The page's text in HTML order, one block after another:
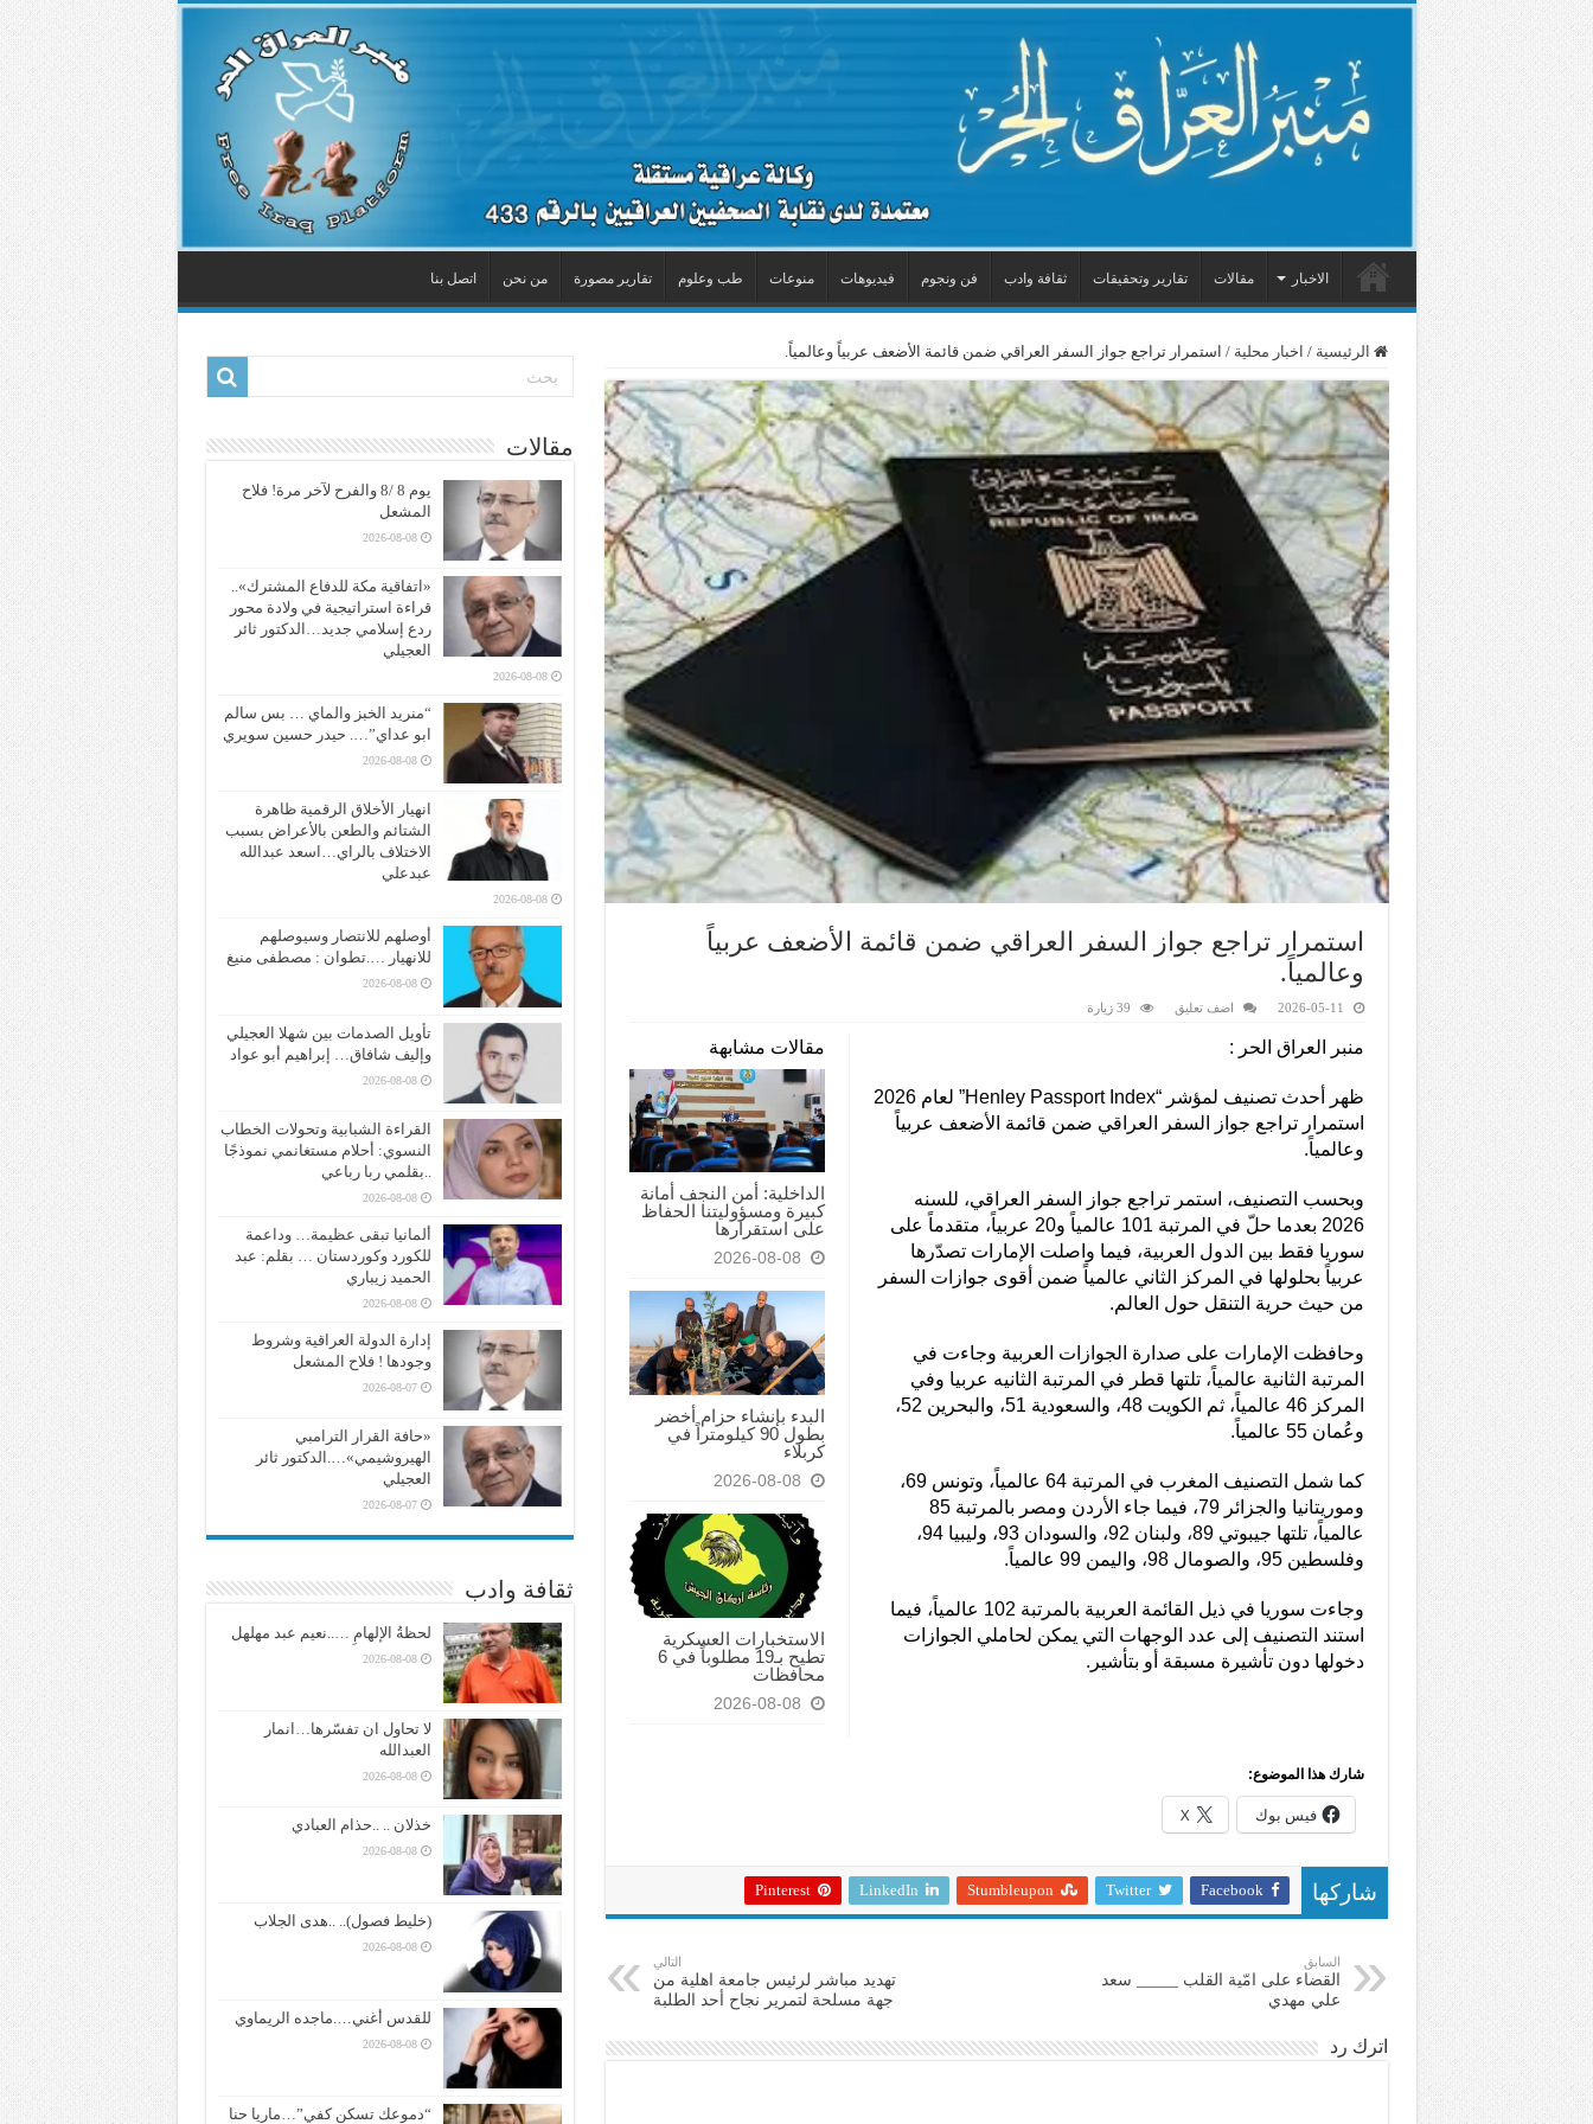
الاخبار مقالات تقارير وتحقيقات ثقافة وادب فن ونجوم فيديوهات منوعات طب وعلوم تقارير مصورة من نحن اتصل بنا
الرئيسية / اخبار محلية / استمرار تراجع جواز السفر العراقي ضمن قائمة الأضعف عربياً وعالمياً.
استمرار تراجع جواز السفر العراقي ضمن قائمة الأضعف عربياً
وعالمياً.
2026-05-11 اضف تعليق 39 زيارة
مقالات مشابهة
الداخلية: أمن النجف أمانة
كبيرة ومسؤوليتنا الحفاظ
على استقرارها
2026-08-08
البدء بإنشاء حزام أخضر
بطول 90 كيلومتراً في
كربلاء
2026-08-08
الاستخبارات العسكرية
تطيح بـ19 مطلوباً في 6
محافظات
2026-08-08
منبر العراق الحر :
ظهر أحدث تصنيف لمؤشر “Henley Passport Index” لعام 2026
استمرار تراجع جواز السفر العراقي ضمن قائمة الأضعف عربياً
وعالمياً.
وبحسب التصنيف، استمر تراجع جواز السفر العراقي، للسنه
2026 بعدما حلّ في المرتبة 101 عالمياً و20 عربياً، متقدماً على
سوريا فقط بين الدول العربية، فيما واصلت الإمارات تصدّرها
عربياً بحلولها في المركز الثاني عالمياً ضمن أقوى جوازات السفر
من حيث حرية التنقل حول العالم.
وحافظت الإمارات على صدارة الجوازات العربية وجاءت في
المرتبة الثانية عالمياً، تلتها قطر في المرتبة الثانيه عربيا وفي
المركز 46 عالمياً، ثم الكويت 48، والسعودية 51، والبحرين 52،
وعُمان 55 عالمياً.
كما شمل التصنيف المغرب في المرتبة 64 عالمياً، وتونس 69،
وموريتانيا والجزائر 79، فيما جاء الأردن ومصر بالمرتبة 85
عالمياً، تلتها جيبوتي 89، ولبنان 92، والسودان 93، وليبيا 94،
وفلسطين 95، والصومال 98، واليمن 99 عالمياً.
وجاءت سوريا في ذيل القائمة العربية بالمرتبة 102 عالمياً، فيما
استند التصنيف إلى عدد الوجهات التي يمكن لحاملي الجوازات
دخولها دون تأشيرة مسبقة أو بتأشير.
شارك هذا الموضوع:
فيس بوك X
شاركها Facebook
Twitter
Stumbleupon
LinkedIn
Pinterest
السابق
القضاء على امّية القلب _____ سعد
علي مهدي
التالي
تهديد مباشر لرئيس جامعة اهلية من
جهة مسلحة لتمرير نجاح أحد الطلبة
اترك رد
مقالات
يوم 8 /8 والفرح لآخر مرة! فلاح
المشعل
2026-08-08
«اتفاقية مكة للدفاع المشترك»..
قراءة استراتيجية في ولادة محور
ردع إسلامي جديد…الدكتور ثائر
العجيلي
2026-08-08
“منريد الخبز والماي … بس سالم
ابو عداي”…. حيدر حسين سويري
2026-08-08
انهيار الأخلاق الرقمية ظاهرة
الشتائم والطعن بالأعراض بسبب
الاختلاف بالراي…اسعد عبدالله
عبدعلي
2026-08-08
أوصلهم للانتصار وسيوصلهم
للانهيار ….تطوان : مصطفى منيغ
2026-08-08
تأويل الصدمات بين شهلا العجيلي
وإليف شافاق… إبراهيم أبو عواد
2026-08-08
القراءة الشبابية وتحولات الخطاب
النسوي: أحلام مستغانمي نموذجًا
..بقلمي ربا رباعي
2026-08-08
ألمانيا تبقى عظيمة… وداعمة
للكورد وكوردستان … بقلم: عبد
الحميد زيباري
2026-08-08
إدارة الدولة العراقية وشروط
وجودها ! فلاح المشعل
2026-08-07
«حافة القرار الترامبي
الهيروشيمي»….الدكتور ثائر
العجيلي
2026-08-07
ثقافة وادب
لحظةُ الإلهامِ …..نعيم عبد مهلهل
2026-08-08
لا تحاول ان تفسّرها…انمار
العبدالله
2026-08-08
خذلان .. ..حذام العبادي
2026-08-08
(خليط فصول).. ..هدى الجلاب
2026-08-08
للقدس أغني….ماجده الريماوي
2026-08-08
“دموعك تسكن كفي”…ماريا حنا